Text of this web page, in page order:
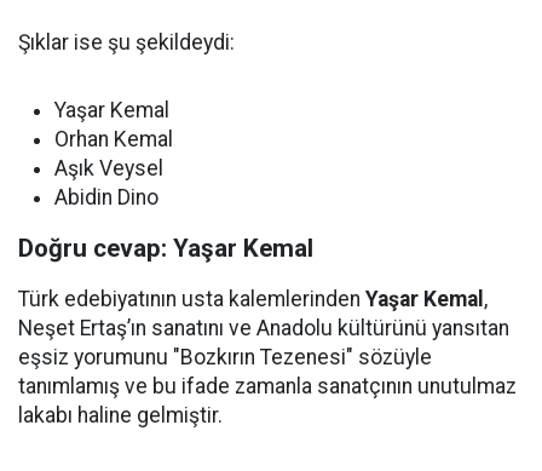
Şıklar ise şu şekildeydi:
Yaşar Kemal
Orhan Kemal
Aşık Veysel
Abidin Dino
Doğru cevap: Yaşar Kemal
Türk edebiyatının usta kalemlerinden Yaşar Kemal ,
Neşet Ertaş’ın sanatını ve Anadolu kültürünü yansıtan
eşsiz yorumunu "Bozkırın Tezenesi" sözüyle
tanımlamış ve bu ifade zamanla sanatçının unutulmaz
lakabı haline gelmiştir.